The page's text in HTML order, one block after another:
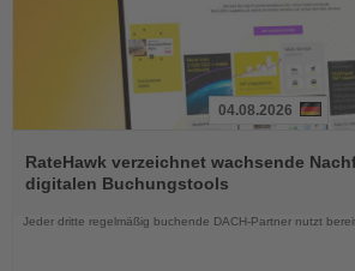
Sie
die
Nachrichten
04.08.2026
RateHawk verzeichnet wachsende
digitalen Buchungstools
Jeder dritte regelmäßig buchende DACH-Partner nutzt